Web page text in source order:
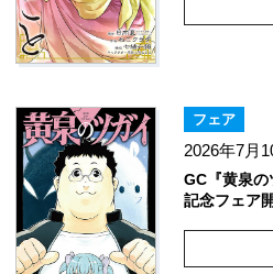
フェア
2026年7月
GC『黄泉
記念フェア